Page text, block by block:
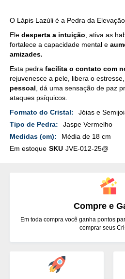
O Lápis Lazúli é a Pedra da
Ele desperta a intuição , ativa as
fortalece a capacidade mental e
amizades.
Esta pedra facilita o contato com
rejuvenesce a pele, libera o estresse,
pessoal , dá uma sensação de paz
ataques psíquicos.
Mais
Detalhes
Jóias e
Jaspe Vermelho
Média de 18 cm
Em estoque SKU JVE-012-25@
Compre e
Em toda compra você ganha pontos
comprar seus